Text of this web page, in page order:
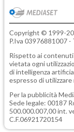
Copyright © 1999-
P.Iva 03976881007
Rispetto ai
vietata ogni
di intelligenza
espresso di utilizzare
Per la pubblicità
Sede legale: 00187
500.000.007,00 int.
C.F.06921720154